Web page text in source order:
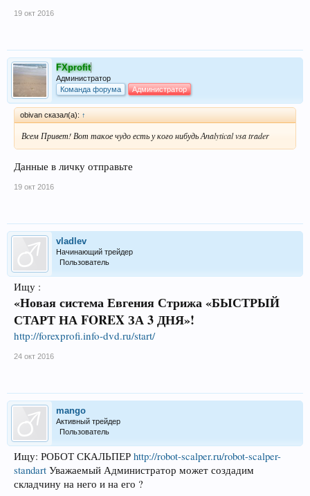
19 окт 2016
FXprofit
Администратор
Команда форума
Администратор
obivan сказал(а): ↑
Всем Привет! Вот такое чудо есть у кого нибудь Аnalytical vsa trader
Данные в личку отправьте
19 окт 2016
vladlev
Начинающий трейдер
Пользователь
Ищу :
«Новая система Евгения Стрижа «БЫСТРЫЙ
СТАРТ НА FOREX ЗА 3 ДНЯ»!
http://forexprofi.info-dvd.ru/start/
24 окт 2016
mango
Активный трейдер
Пользователь
Ищу: РОБОТ СКАЛЬПЕР http://robot-scalper.ru/robot-scalper-
standart Уважаемый Администратор может создадим
складчину на него и на его ?